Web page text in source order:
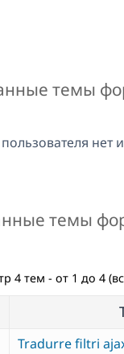
темы
пользователя нет
темы
4 тем - от 1 до 4
Tradurre filtri